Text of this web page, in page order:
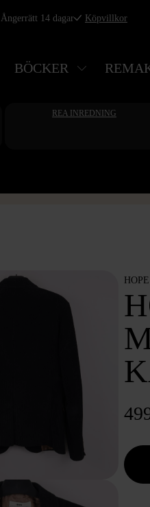
Ångerrätt 14 dagar Köpvillkor
BÖCKER
REA INREDNING
HOPE